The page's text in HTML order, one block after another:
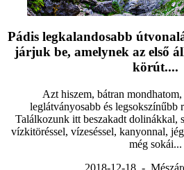
Pádis legkalandosabb
járjuk be, amelynek az első
körút....
Azt hiszem, bátran
leglátványosabb és legsokszínűbb
Találkozunk itt beszakadt dolinákkal,
vízkitöréssel, vízeséssel, kanyonnal,
még sokái...
2018-12-18 -